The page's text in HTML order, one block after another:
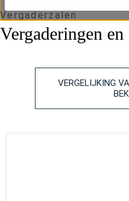
Vergaderzalen
Vergaderingen en
VERGELIJKING